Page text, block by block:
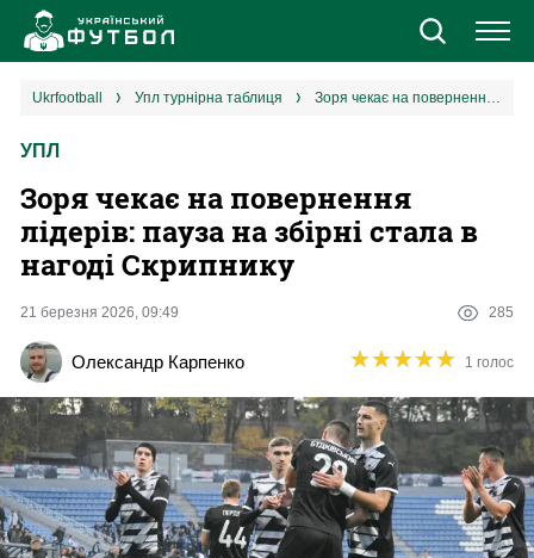
Новини
Єврокубки
УПЛ
2 ліга
Різне
Букмекери
ukrfootball упл турнірна таблиця Зоря чекає на повернення лідерів: пауза на збірні стала в нагоді Скрипнику
УПЛ
Зоря чекає на повернення
лідерів: пауза на збірні стала в
нагоді Скрипнику
21 березня 2026, 09:49 285
Олександр Карпенко ★★★★★
★★★★★ 1 голос